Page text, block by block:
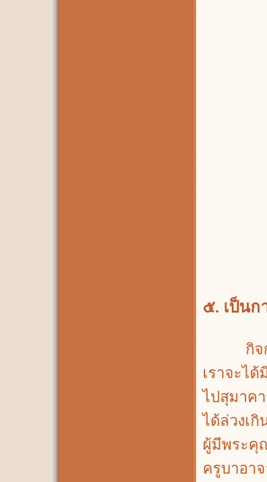
๕. เป็น
กิจกรร
เราจะไ
ไปสุมาค
ได้ล่วงเ
ผู้มีพระคุ
ครูบาอา